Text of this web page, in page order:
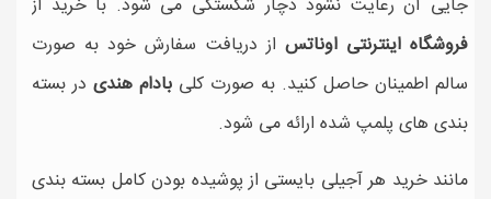
فروشگاه اینترنتی اوناتس از دریافت سفارش خود به صورت
سالم اطمینان حاصل کنید. به صورت کلی بادام هندی در بسته
بندی های پلمپ شده ارائه می شود.
مانند خرید هر آجیلی بایستی از پوشیده بودن کامل بسته بندی